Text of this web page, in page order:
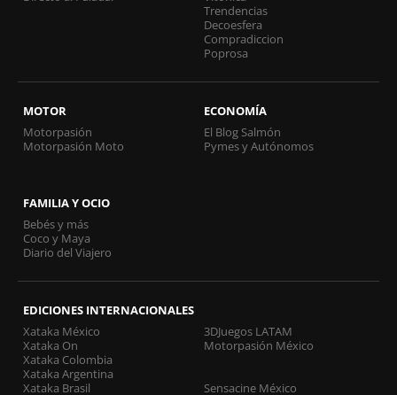
Trendencias
Decoesfera
Compradiccion
Poprosa
MOTOR
Motorpasión
Motorpasión Moto
ECONOMÍA
El Blog Salmón
Pymes y Autónomos
FAMILIA Y OCIO
Bebés y más
Coco y Maya
Diario del Viajero
EDICIONES INTERNACIONALES
Xataka México
Xataka On
Xataka Colombia
Xataka Argentina
Xataka Brasil
3DJuegos LATAM
Motorpasión México
Sensacine México